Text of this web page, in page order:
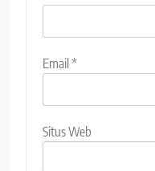
Email*
Situs Web